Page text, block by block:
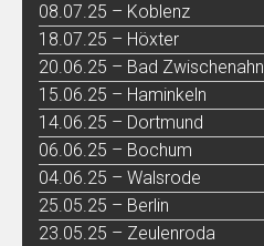
08.07.25 – Koblenz
18.07.25 – Höxter
20.06.25 – Bad Zwischenahn
15.06.25 – Haminkeln
14.06.25 – Dortmund
06.06.25 – Bochum
04.06.25 – Walsrode
25.05.25 – Berlin
23.05.25 – Zeulenroda